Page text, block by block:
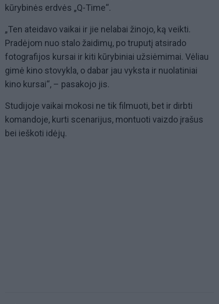
kūrybinės erdvės „Q-Time“.
„Ten ateidavo vaikai ir jie nelabai žinojo, ką veikti.
Pradėjom nuo stalo žaidimų, po truputį atsirado
fotografijos kursai ir kiti kūrybiniai užsiėmimai. Vėliau
gimė kino stovykla, o dabar jau vyksta ir nuolatiniai
kino kursai“, – pasakojo jis.
Studijoje vaikai mokosi ne tik filmuoti, bet ir dirbti
komandoje, kurti scenarijus, montuoti vaizdo įrašus
bei ieškoti idėjų.